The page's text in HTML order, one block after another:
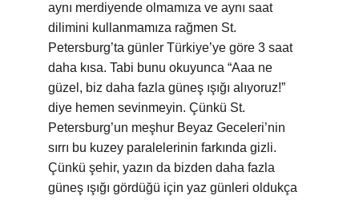
aynı merdiyende olmamıza ve aynı saat
dilimini kullanmamıza rağmen St.
Petersburg’ta günler Türkiye’ye göre 3 saat
daha kısa. Tabi bunu okuyunca “Aaa ne
güzel, biz daha fazla güneş ışığı alıyoruz!”
diye hemen sevinmeyin. Çünkü St.
Petersburg’un meşhur Beyaz Geceleri’nin
sırrı bu kuzey paralelerinin farkında gizli.
Çünkü şehir, yazın da bizden daha fazla
güneş ışığı gördüğü için yaz günleri oldukça